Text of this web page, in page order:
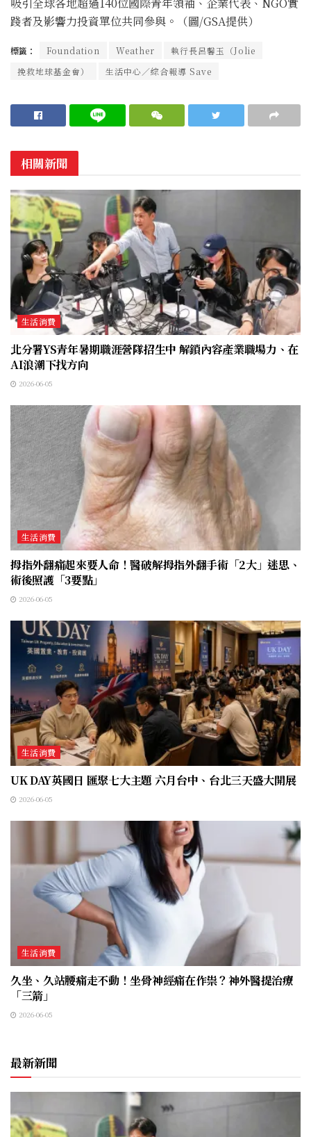
踐者及影響力投資單位共同參與。（圖/GSA提供）
標籤： Foundation Weather
執行長呂馨玉（Jolie
挽救地球基金會）
生活中心／綜合報導 Save
相關新聞
生活消費
北分署YS青年暑期職涯營隊招生中 解鎖內容產業職場力、在
AI浪潮下找方向
2026-06-05
生活消費
拇指外翻痛起來要人命！醫破解拇指外翻手術「2大」迷思、
術後照護「3要點」
2026-06-05
生活消費
UK DAY英國日 匯聚七大主題 六月台中、台北三天盛大開展
2026-06-05
生活消費
久坐、久站腰痛走不動！坐骨神經痛在作祟？神外醫提治療
「三箭」
2026-06-05
最新新聞